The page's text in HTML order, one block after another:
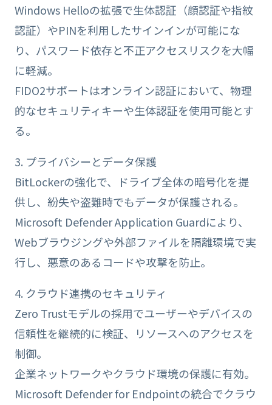
Windows Helloの拡張で生体認証（顔認証や指紋
認証）やPINを利用したサインインが可能にな
り、パスワード依存と不正アクセスリスクを大幅
に軽減。
FIDO2サポートはオンライン認証において、物理
的なセキュリティキーや生体認証を使用可能とす
る。
3. プライバシーとデータ保護
BitLockerの強化で、ドライブ全体の暗号化を提
供し、紛失や盗難時でもデータが保護される。
Microsoft Defender Application Guardにより、
Webブラウジングや外部ファイルを隔離環境で実
行し、悪意のあるコードや攻撃を防止。
4. クラウド連携のセキュリティ
Zero Trustモデルの採用でユーザーやデバイスの
信頼性を継続的に検証、リソースへのアクセスを
制御。
企業ネットワークやクラウド環境の保護に有効。
Microsoft Defender for Endpointの統合でクラウ